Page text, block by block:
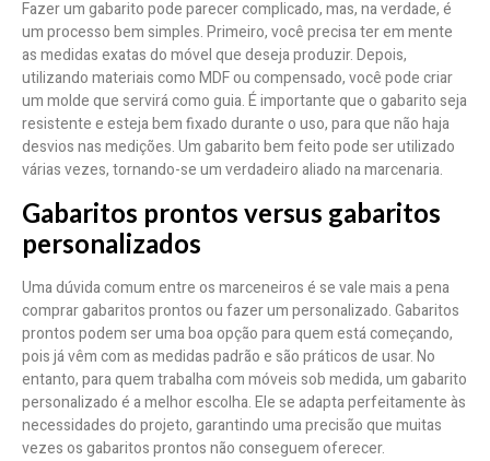
Fazer um gabarito pode parecer complicado, mas, na verdade, é
um processo bem simples. Primeiro, você precisa ter em mente
as medidas exatas do móvel que deseja produzir. Depois,
utilizando materiais como MDF ou compensado, você pode criar
um molde que servirá como guia. É importante que o gabarito seja
resistente e esteja bem fixado durante o uso, para que não haja
desvios nas medições. Um gabarito bem feito pode ser utilizado
várias vezes, tornando-se um verdadeiro aliado na marcenaria.
Gabaritos prontos versus gabaritos
personalizados
Uma dúvida comum entre os marceneiros é se vale mais a pena
comprar gabaritos prontos ou fazer um personalizado. Gabaritos
prontos podem ser uma boa opção para quem está começando,
pois já vêm com as medidas padrão e são práticos de usar. No
entanto, para quem trabalha com móveis sob medida, um gabarito
personalizado é a melhor escolha. Ele se adapta perfeitamente às
necessidades do projeto, garantindo uma precisão que muitas
vezes os gabaritos prontos não conseguem oferecer.